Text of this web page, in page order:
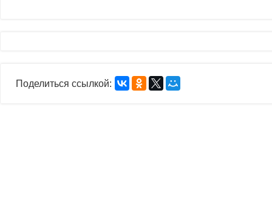
Поделиться ссылкой: